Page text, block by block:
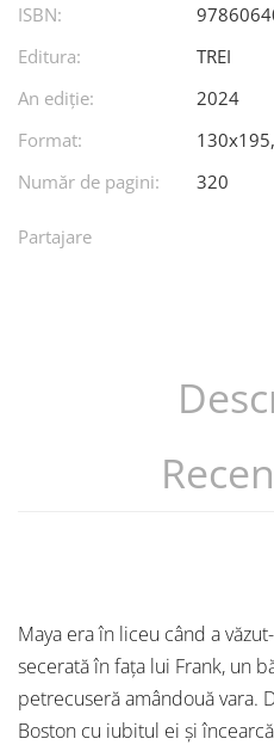
ISBN:
Editura:
TREI
An ediţie:
2024
Format:
Număr de pagini:
320
Partajare
Maya era în liceu când a
secerată în fața lui Frank, un
petrecuseră amândouă vara.
Boston cu iubitul ei și